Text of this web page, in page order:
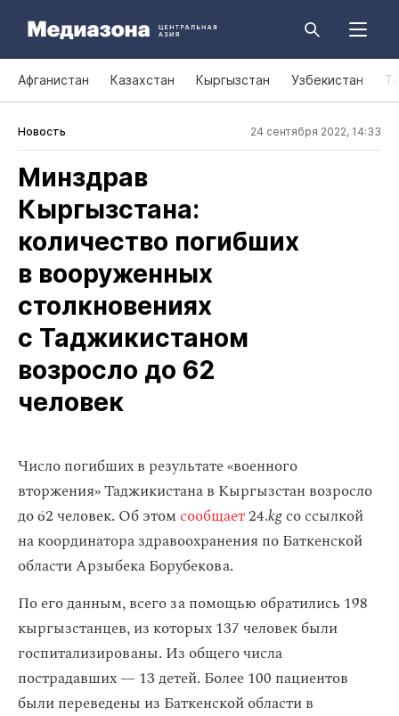
Афганистан Казахстан Кыргызстан Узбекистан
Новость 24 сентября 2022, 14:33
Минздрав
Кыргызстана:
количество погибших
в вооруженных
столкновениях
с Таджикистаном
возросло до 62
человек
Число погибших в результате «военного
вторжения» Таджикистана в Кыргызстан возросло
до 62 человек. Об этомсообщает24.kgсо ссылкой
на координатора здравоохранения по Баткенской
области Арзыбека Борубекова.
По его данным, всего за помощью обратились 198
кыргызстанцев, из которых 137 человек были
госпитализированы. Из общего числа
пострадавших — 13 детей. Более 100 пациентов
были переведены из Баткенской области в